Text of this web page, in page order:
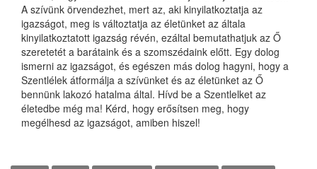
A szívünk örvendezhet, mert az, aki kinyilatkoztatja az
igazságot, meg is változtatja az életünket az általa
kinyilatkoztatott igazság révén, ezáltal bemutathatjuk az Ő
szeretetét a barátaink és a szomszédaink előtt. Egy dolog
ismerni az igazságot, és egészen más dolog hagyni, hogy a
Szentlélek átformálja a szívünket és az életünket az Ő
bennünk lakozó hatalma által. Hívd be a Szentlelket az
életedbe még ma! Kérd, hogy erősítsen meg, hogy
megélhesd az igazságot, amiben hiszel!